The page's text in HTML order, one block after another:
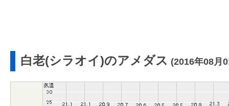
白老(シラオイ)のアメダス (2016年08月